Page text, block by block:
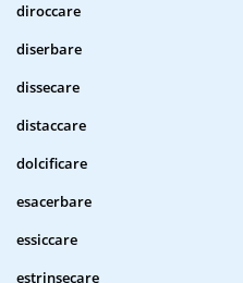
diroccare
diserbare
dissecare
distaccare
dolcificare
esacerbare
essiccare
estrinsecare